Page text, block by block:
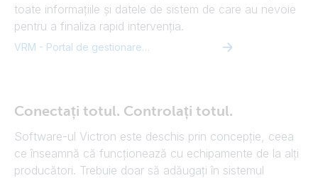
toate informațiile și datele de sistem de care au nevoie
pentru a finaliza rapid intervenția.
VRM - Portal de gestionare de la distanță
Conectați totul. Controlați totul.
Software-ul Victron este deschis prin concepție, ceea
ce înseamnă că funcționează cu echipamente de la alți
producători. Trebuie doar să adăugați în sistemul